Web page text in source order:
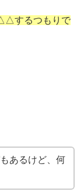
するつもりで
もあるけど、何